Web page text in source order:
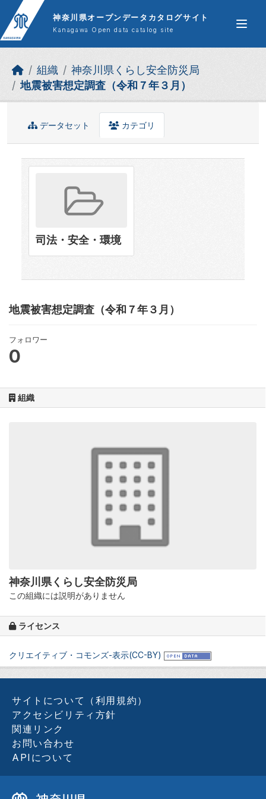
Skip to main content
神奈川県オープンデータカタログサイト
Kanagawa Open data catalog site
組織
神奈川県くらし安全防災局
地震被害想定調査（令和７年３月）
地震被害想定調査（令和７年３月）
フォロワー
0
組織
神奈川県くらし安全防災局
この組織には説明がありません
ライセンス
クリエイティブ・コモンズ-表示(CC-BY)
データセット カテゴリ
司法・安全・環境
サイトについて（利用規約）
アクセシビリティ方針
関連リンク
お問い合わせ
APIについて